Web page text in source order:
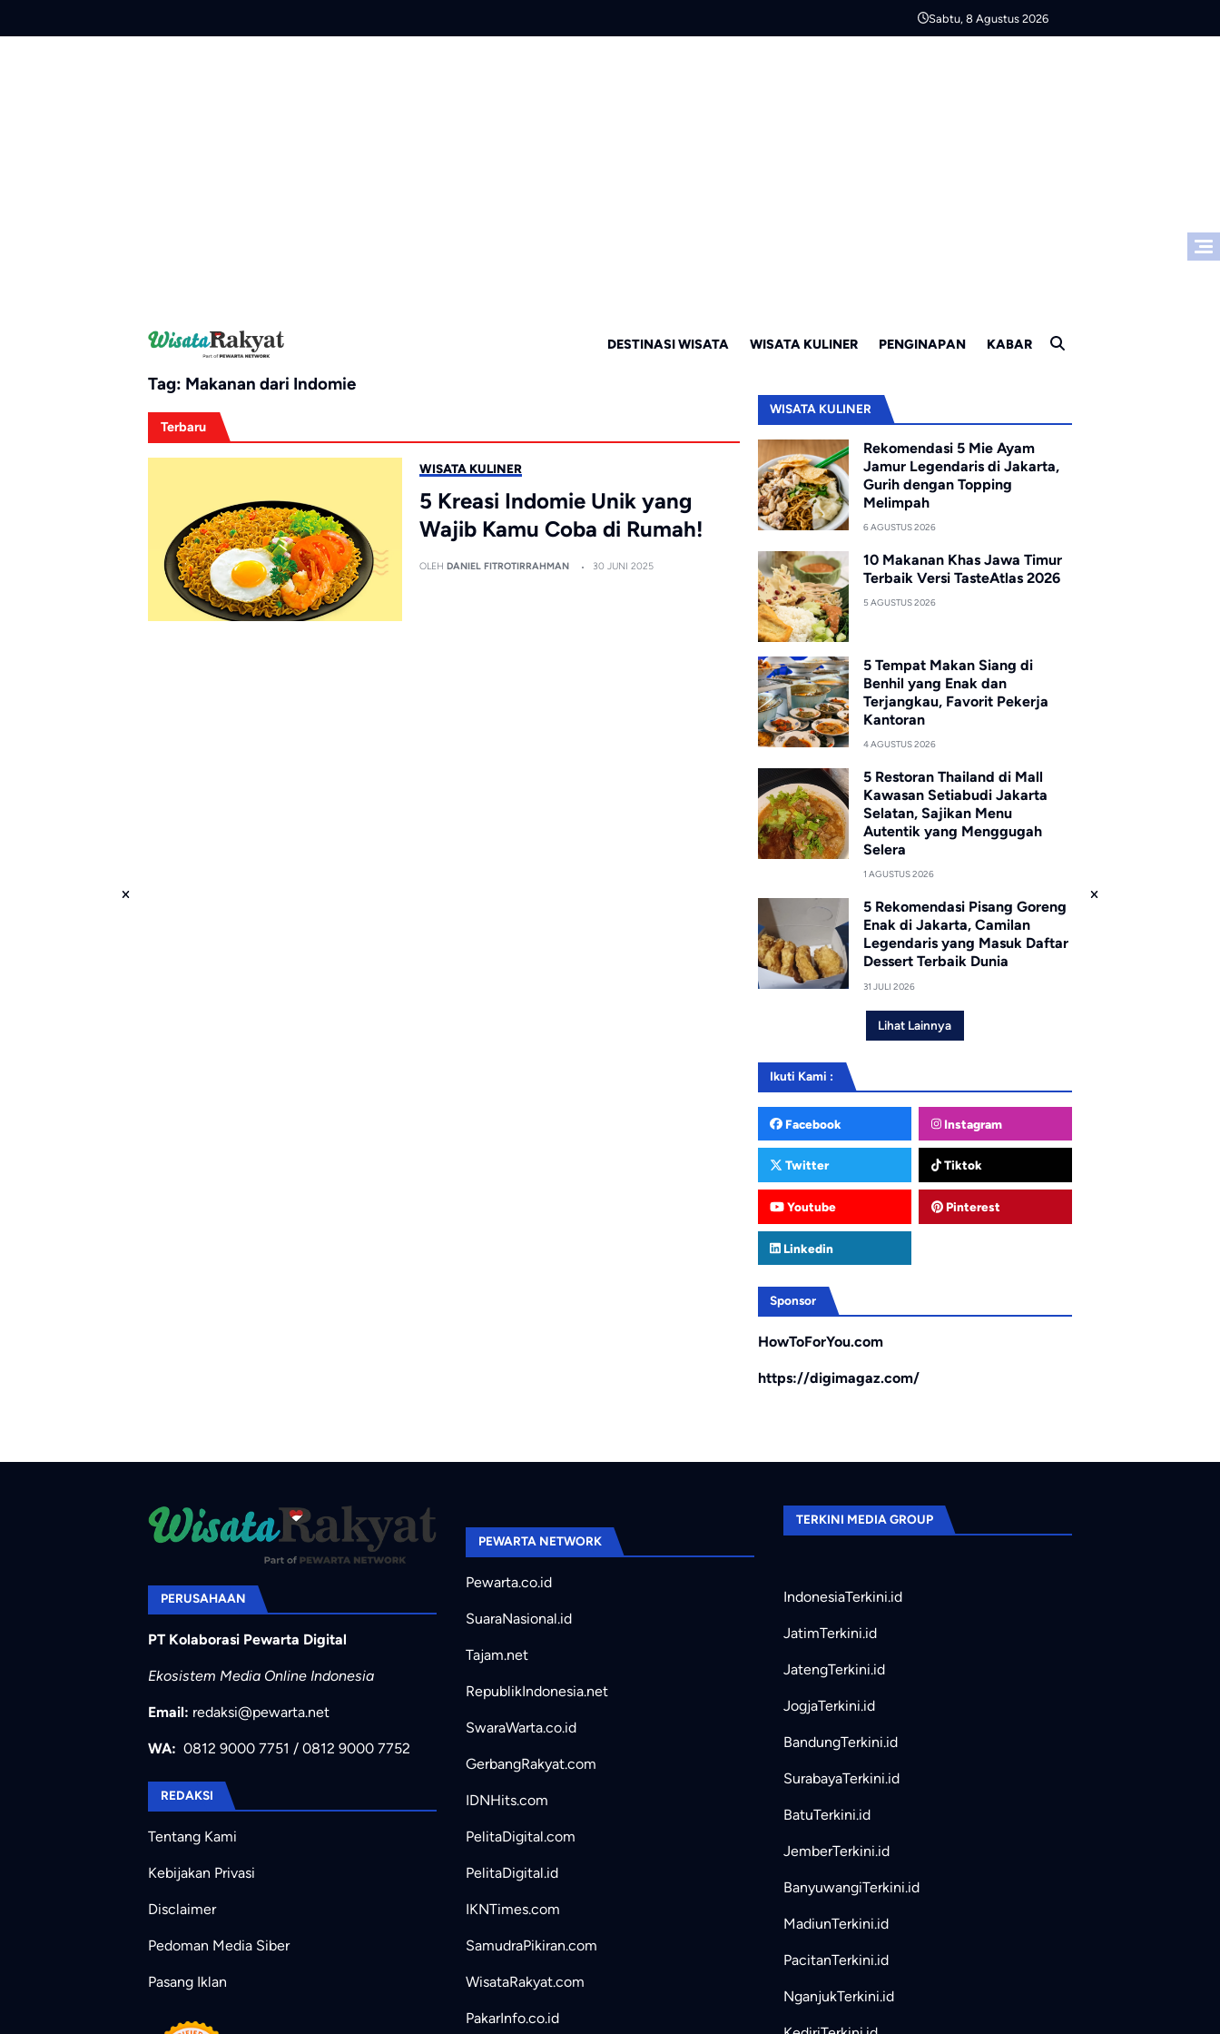
Sabtu, 8 Agustus 2026
DESTINASI WISATA WISATA KULINER PENGINAPAN KABAR
Tag: Makanan dari Indomie
Terbaru
WISATA KULINER
5 Kreasi Indomie Unik yang
Wajib Kamu Coba di Rumah!
OLEH DANIEL FITROTIRRAHMAN 30 JUNI 2025
WISATA KULINER
Rekomendasi 5 Mie Ayam
Jamur Legendaris di Jakarta,
Gurih dengan Topping
Melimpah
6 AGUSTUS 2026
10 Makanan Khas Jawa Timur
Terbaik Versi TasteAtlas 2026
5 AGUSTUS 2026
5 Tempat Makan Siang di
Benhil yang Enak dan
Terjangkau, Favorit Pekerja
Kantoran
4 AGUSTUS 2026
5 Restoran Thailand di Mall
Kawasan Setiabudi Jakarta
Selatan, Sajikan Menu
Autentik yang Menggugah
Selera
1 AGUSTUS 2026
5 Rekomendasi Pisang Goreng
Enak di Jakarta, Camilan
Legendaris yang Masuk Daftar
Dessert Terbaik Dunia
31 JULI 2026
Lihat Lainnya
Ikuti Kami :
Facebook Instagram
Twitter Tiktok
Youtube Pinterest
Linkedin
Sponsor
HowToForYou.com
https://digimagaz.com/
PERUSAHAAN
PT Kolaborasi Pewarta Digital
Ekosistem Media Online Indonesia
Email: redaksi@pewarta.net
WA: 0812 9000 7751 / 0812 9000 7752
REDAKSI
Tentang Kami
Kebijakan Privasi
Disclaimer
Pedoman Media Siber
Pasang Iklan
PEWARTA NETWORK
Pewarta.co.id
SuaraNasional.id
Tajam.net
RepublikIndonesia.net
SwaraWarta.co.id
GerbangRakyat.com
IDNHits.com
PelitaDigital.com
PelitaDigital.id
IKNTimes.com
SamudraPikiran.com
WisataRakyat.com
PakarInfo.co.id
TERKINI MEDIA GROUP
IndonesiaTerkini.id
JatimTerkini.id
JatengTerkini.id
JogjaTerkini.id
BandungTerkini.id
SurabayaTerkini.id
BatuTerkini.id
JemberTerkini.id
BanyuwangiTerkini.id
MadiunTerkini.id
PacitanTerkini.id
NganjukTerkini.id